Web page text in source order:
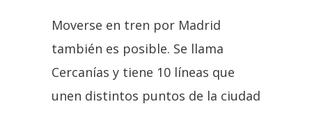
Moverse en tren por Madrid
también es posible. Se llama
Cercanías y tiene 10 líneas que
unen distintos puntos de la ciudad